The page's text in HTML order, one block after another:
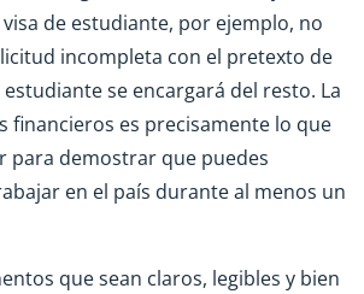
de estudiante, por ejemplo, no
incompleta con el pretexto de
se encargará del resto. La
financieros es precisamente lo que
para demostrar que puedes
en el país durante al menos un
que sean claros, legibles y bien